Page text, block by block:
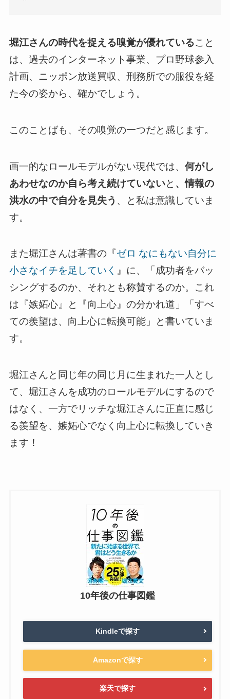
堀江さんの時代を捉える嗅覚が優れていること
は、過去のインターネット事業、プロ野球参入
計画、ニッポン放送買収、刑務所での服役を経
た今の姿から、確かでしょう。
このことばも、その嗅覚の一つだと感じます。
画一的なロールモデルがない現代では、 何がし
あわせなのか自ら考え続けていないと 、情報の
洪水の中で自分を見失う 、と私は意識していま
す。
また堀江さんは著書の『ゼロ なにもない自分に
小さなイチを足していく 』に、「成功者をバッ
シングするのか、それとも称賛するのか。これ
は『嫉妬心』と『向上心』の分かれ道」「すべ
ての羨望は、向上心に転換可能」と書いていま
す。
堀江さんと同じ年の同じ月に生まれた一人とし
て、堀江さんを成功のロールモデルにするので
はなく、一方でリッチな堀江さんに正直に感じ
る羨望を、嫉妬心でなく向上心に転換していき
ます！
10年後の仕事図鑑
Kindleで探す
Amazonで探す
楽天で探す